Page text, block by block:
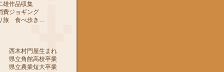
品収集
ョギング
食べ歩き…
木村門屋生まれ
立角館高校卒業
立農業短大卒業